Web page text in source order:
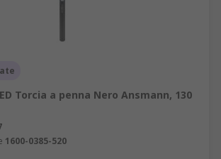
Torcia a penna Nero Ansmann, 130
1600-0385-520